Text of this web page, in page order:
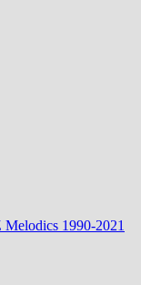
1990-2021